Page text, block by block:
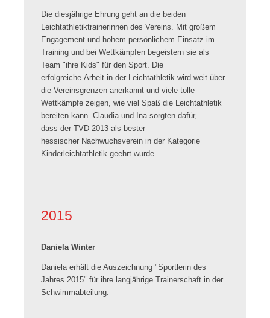
Die diesjährige Ehrung geht an die beiden
Leichtathletiktrainerinnen des Vereins. Mit großem
Engagement und hohem persönlichem Einsatz im
Training und bei Wettkämpfen begeistern sie als
Team "ihre Kids" für den Sport. Die
erfolgreiche Arbeit in der Leichtathletik wird weit über
die Vereinsgrenzen anerkannt und viele tolle
Wettkämpfe zeigen, wie viel Spaß die Leichtathletik
bereiten kann. Claudia und Ina sorgten dafür,
dass der TVD 2013 als bester
hessischer Nachwuchsverein in der Kategorie
Kinderleichtathletik geehrt wurde.
2015
Daniela Winter
Daniela erhält die Auszeichnung "Sportlerin des
Jahres 2015" für ihre langjährige Trainerschaft in der
Schwimmabteilung.